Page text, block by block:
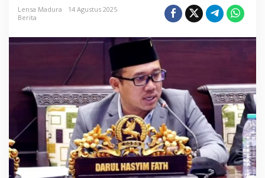
o
s
e
r
K
I
S
u
m
e
n
Lensa Madura
14 Agustus 2025
Berita